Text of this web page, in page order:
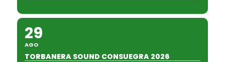
29
AGO
TORBANERA SOUND CONSUEGRA 2026